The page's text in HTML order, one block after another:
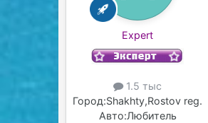
Expert
1.5 тыс
Город:Shakhty,Rostov reg.
Авто:Любитель